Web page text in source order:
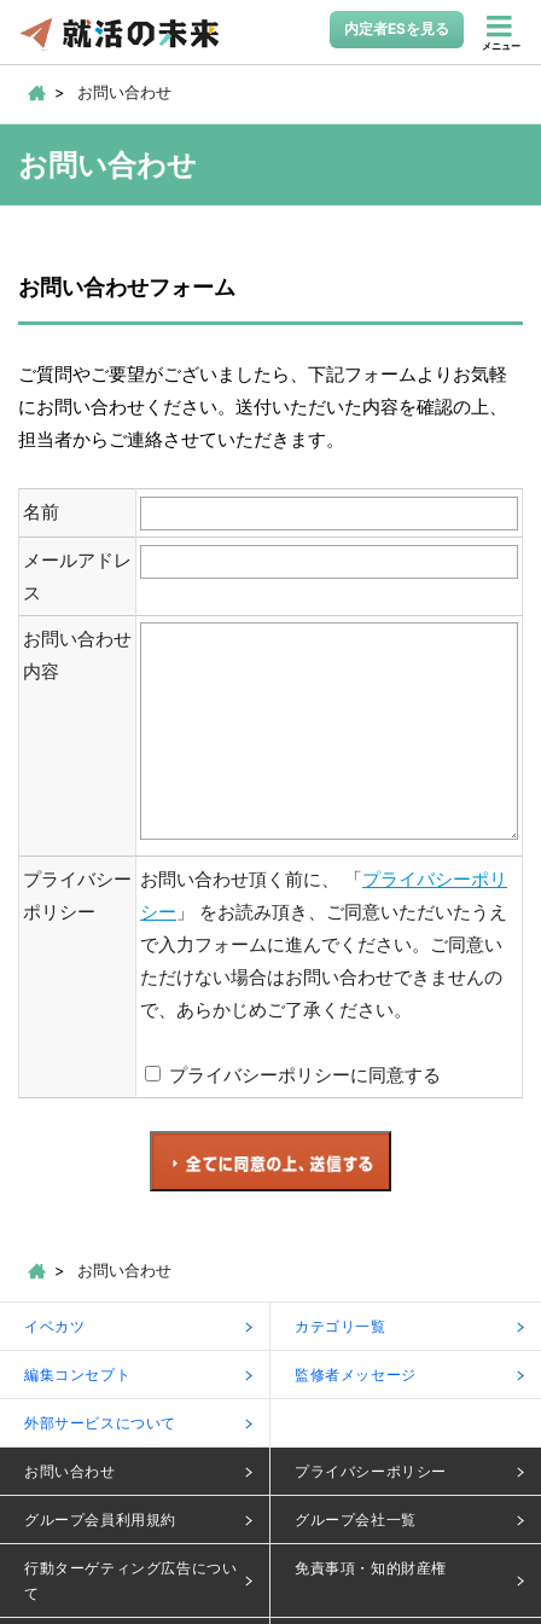
内定者ESを見る
メニュー
お問い合わせ
お問い合わせ
お問い合わせフォーム
ご質問やご要望がございましたら、下記フォームよりお気軽
にお問い合わせください。送付いただいた内容を確認の上、
担当者からご連絡させていただきます。
名前
メールアドレ
ス
お問い合わせ
内容
プライバシー
ポリシー
お問い合わせ頂く前に、 「プライバシーポリ
シー 」 をお読み頂き、ご同意いただいたうえ
で入力フォームに進んでください。ご同意い
ただけない場合はお問い合わせできませんの
で、あらかじめご了承ください。
プライバシーポリシーに同意する
お問い合わせ
イベカツ カテゴリ一覧
編集コンセプト 監修者メッセージ
外部サービスについて
お問い合わせ プライバシーポリシー
グループ会員利用規約 グループ会社一覧
行動ターゲティング広告につい
て
免責事項・知的財産権